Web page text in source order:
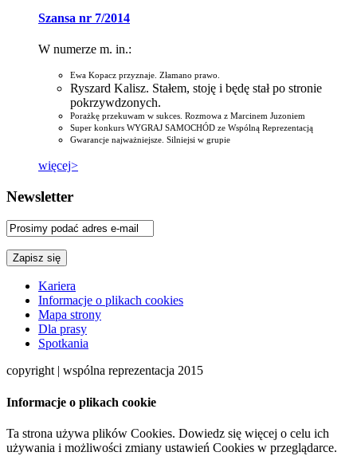
Szansa nr 7/2014
W numerze m. in.:
Ewa Kopacz przyznaje. Złamano prawo.
Ryszard Kalisz. Stałem, stoję i będę stał po stronie
pokrzywdzonych.
Porażkę przekuwam w sukces. Rozmowa z Marcinem Juzoniem
Super konkurs WYGRAJ SAMOCHÓD ze Wspólną Reprezentacją
Gwarancje najważniejsze. Silniejsi w grupie
więcej>
Newsletter
Kariera
Informacje o plikach cookies
Mapa strony
Dla prasy
Spotkania
copyright | wspólna reprezentacja 2015
Informacje o plikach cookie
Ta strona używa plików Cookies. Dowiedz się więcej o celu ich
używania i możliwości zmiany ustawień Cookies w przeglądarce.